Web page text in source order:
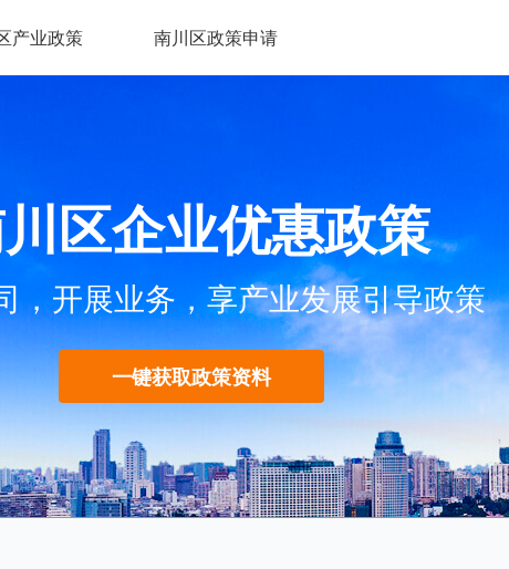
产业政策 南川区政策申请
区企业优惠政策
，开展业务，享产业发展引导政策
一键获取政策资料